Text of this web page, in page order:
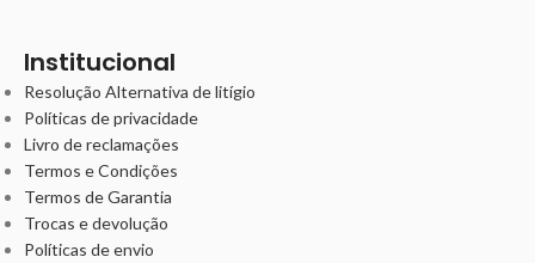
Institucional
Resolução Alternativa de litígio
Políticas de privacidade
Livro de reclamações
Termos e Condições
Termos de Garantia
Trocas e devolução
Políticas de envio